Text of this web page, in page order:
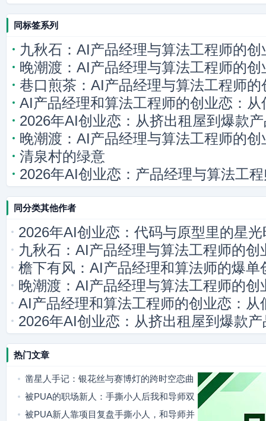
同标签系列
九秋石：AI产品经理与算法工程师的创
晚潮渡：AI产品经理与算法工程师的创
巷口煎茶：AI产品经理与算法工程师的
AI产品经理和算法工程师的创业恋：
2026年AI创业恋：从挤出租屋到爆款
晚潮渡：AI产品经理与算法工程师的
清泉村的绿意
2026年AI创业恋：产品经理与算法工
同分类其他作者
2026年AI创业恋：代码与原型里的星光
九秋石：AI产品经理与算法工程师的创
檐下有风：AI产品经理和算法师的爆单
晚潮渡：AI产品经理与算法工程师的创
AI产品经理和算法工程师的创业恋：从
2026年AI创业恋：从挤出租屋到爆款
热门文章
凿星人手记：银花丝与赛博灯的跨时空恋曲
被PUA的职场新人：手撕小人后我和导师双
向奔赴
被PUA新人靠项目复盘手撕小人，和导师并